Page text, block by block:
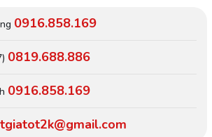
0916.858.169
0819.688.886
0916.858.169